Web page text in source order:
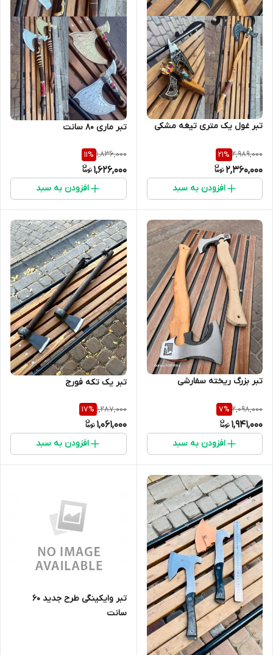
تبر غول یک متری تیغه مشکی
2,989,000
21%
2,360,000
افزودن به سبد
تبر ماری ۸۰ سانت
1,836,000
11%
1,626,000
افزودن به سبد
تبر بزرگ ریخته سفارشی
2,098,000
7%
1,941,000
افزودن به سبد
تبر یک تکه فورج
1,287,000
17%
1,061,000
افزودن به سبد
تبر وایکینگی طرح جدید ۶۰
سانت